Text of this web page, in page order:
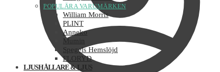
POPULÄRA VARUMÄRKEN
William Morris
PLINT
Anneko
Mumin
Spegels Hemslöjd
FLORYD
LJUSHÅLLARE & LJUS